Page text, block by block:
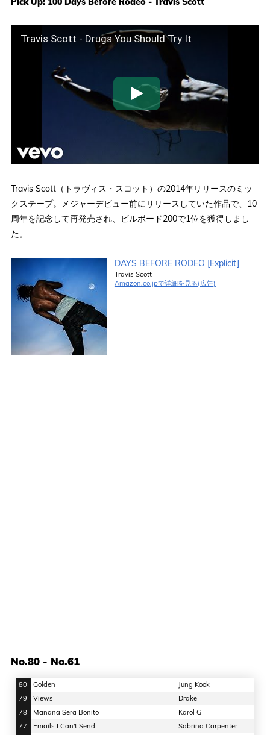
Travis Scott - Drugs You Should Try It
Travis Scott（トラヴィス・スコット）の2014年リリースのミッ
クステープ。メジャーデビュー前にリリースしていた作品で、10
周年を記念して再発売され、ビルボード200で1位を獲得しまし
た。
DAYS BEFORE RODEO [Explicit]
Travis Scott
Amazon.co.jpで詳細を見る(広告)
No.80 - No.61
80 Golden
Jung Kook
79
Views
Drake
78
Manana Sera Bonito
Karol G
77
Emails I Can't Send
Sabrina Carpenter